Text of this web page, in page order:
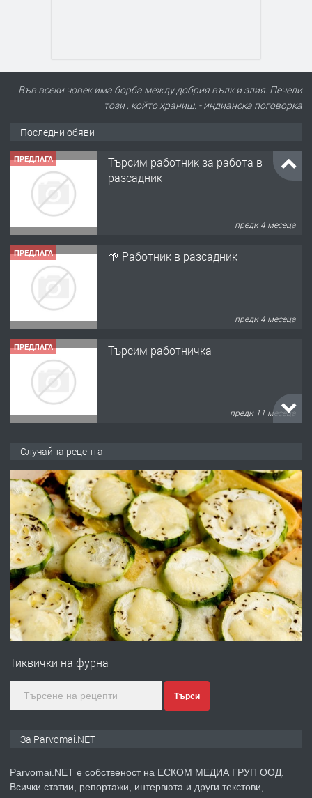
Във всеки човек има борба между добрия вълк и злия. Печели
този , който храниш. - индианска поговорка
Последни обяви
ПРЕДЛАГА
Търсим работник за работа в
разсадник
преди 4 месеца
ПРЕДЛАГА 🌱 Работник в разсадник
преди 4 месеца
ПРЕДЛАГА Търсим работничка
преди 11 месеца
преди 1 година
ПРЕДЛАГА Работа за общи работници
преди 1 година
ПРЕДЛАГА
Първи поход "По стъпките на Ангел
преди 1 година
Случайна рецепта
Тиквички на фурна
Търси
За Parvomai.NET
Parvomai.NET е собственост на ЕСКОМ МЕДИА ГРУП ООД.
Всички статии, репортажи, интервюта и други текстови,